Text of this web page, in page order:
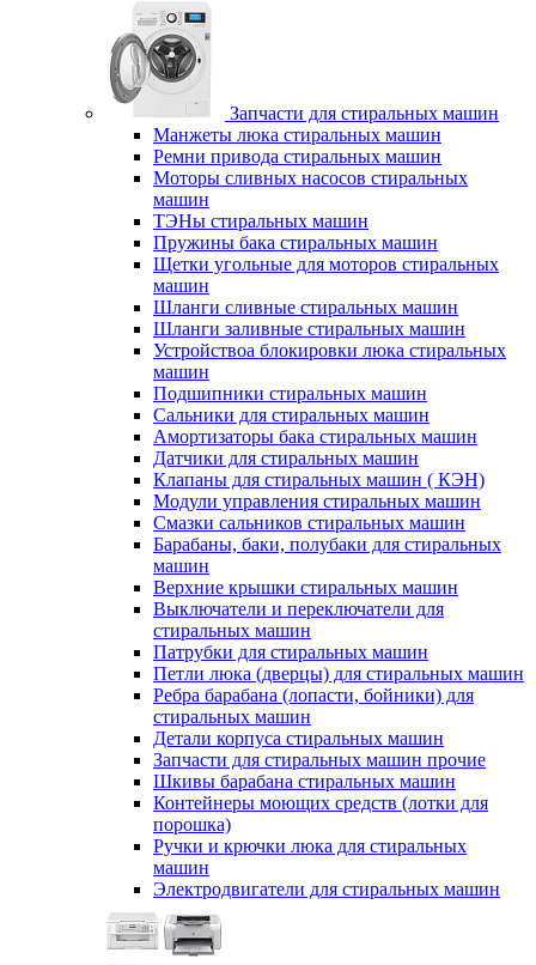
Запчасти для стиральных машин
Манжеты люка стиральных машин
Ремни привода стиральных машин
Моторы сливных насосов стиральных
машин
ТЭНы стиральных машин
Пружины бака стиральных машин
Щетки угольные для моторов стиральных
машин
Шланги сливные стиральных машин
Шланги заливные стиральных машин
Устройствоа блокировки люка стиральных
машин
Подшипники стиральных машин
Сальники для стиральных машин
Амортизаторы бака стиральных машин
Датчики для стиральных машин
Клапаны для стиральных машин ( КЭН)
Модули управления стиральных машин
Смазки сальников стиральных машин
Барабаны, баки, полубаки для стиральных
машин
Верхние крышки стиральных машин
Выключатели и переключатели для
стиральных машин
Патрубки для стиральных машин
Петли люка (дверцы) для стиральных машин
Ребра барабана (лопасти, бойники) для
стиральных машин
Детали корпуса стиральных машин
Запчасти для стиральных машин прочие
Шкивы барабана стиральных машин
Контейнеры моющих средств (лотки для
порошка)
Ручки и крючки люка для стиральных
машин
Электродвигатели для стиральных машин